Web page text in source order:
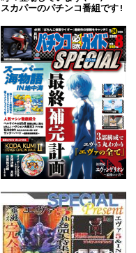
スカパーのパチンコ番組です!